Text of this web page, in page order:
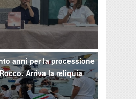
anni per la processione
Arriva la reliquia